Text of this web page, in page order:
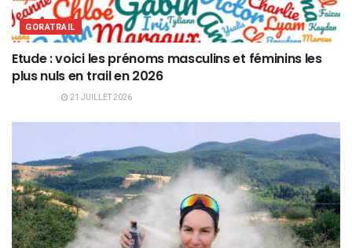
GORATRAIL
Etude : voici les prénoms masculins et féminins les
plus nuls en trail en 2026
21 JUILLET 2026